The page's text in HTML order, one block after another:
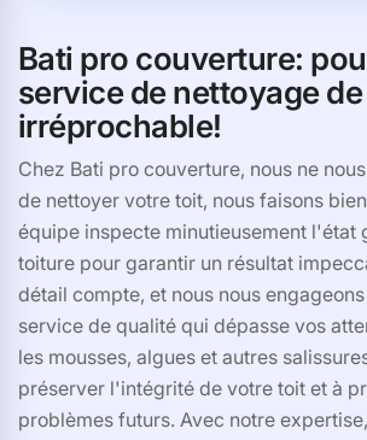
Bati pro couverture:
service de nettoyage
irréprochable!
Chez Bati pro couverture, nous ne
de nettoyer votre toit, nous faisons
équipe inspecte minutieusement l'état
toiture pour garantir un résultat
détail compte, et nous nous
service de qualité qui dépasse vos
les mousses, algues et autres
préserver l'intégrité de votre toit et à
problèmes futurs. Avec notre